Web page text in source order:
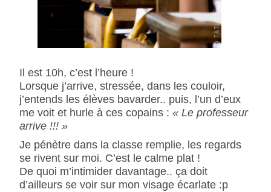
Il est 10h, c’est l’heure !
Lorsque j’arrive, stressée, dans les couloir,
j’entends les élèves bavarder.. puis, l’un d’eux
me voit et hurle à ces copains : « Le professeur
arrive !!! »
Je pénètre dans la classe remplie, les regards
se rivent sur moi. C’est le calme plat !
De quoi m’intimider davantage.. ça doit
d’ailleurs se voir sur mon visage écarlate :p